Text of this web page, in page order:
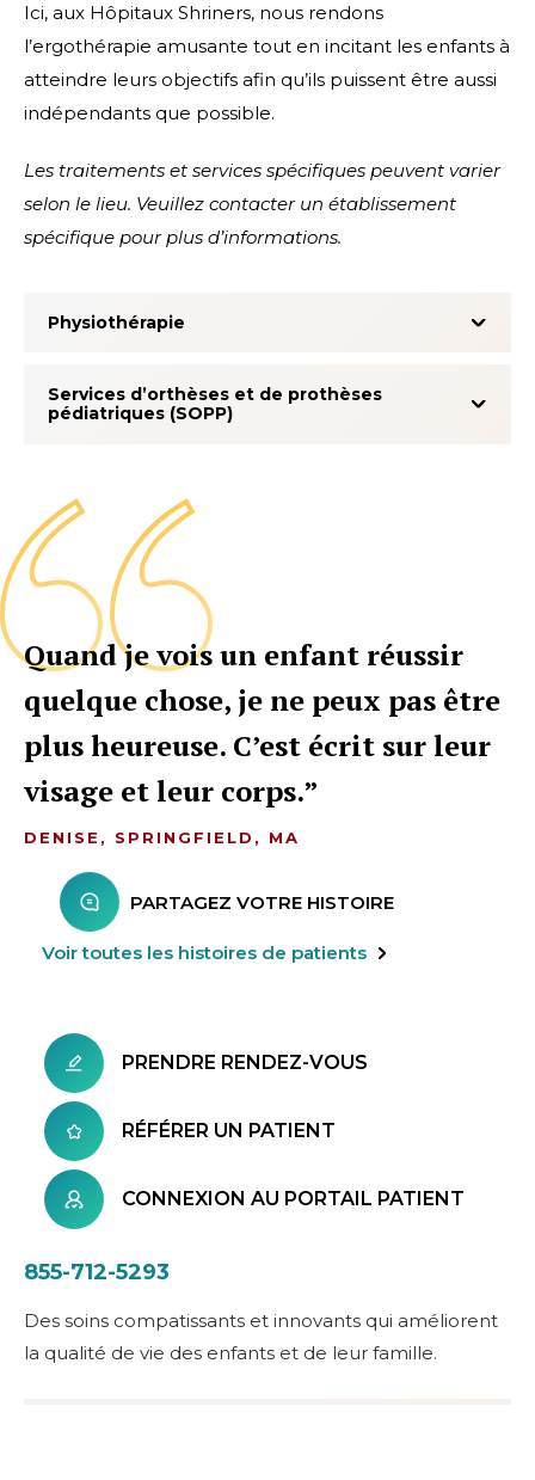
Ici, aux Hôpitaux Shriners, nous rendons
l’ergothérapie amusante tout en incitant les enfants à
atteindre leurs objectifs afin qu’ils puissent être aussi
indépendants que possible.
Les traitements et services spécifiques peuvent varier
selon le lieu. Veuillez contacter un établissement
spécifique pour plus d’informations.
Physiothérapie
Services d’orthèses et de prothèses
pédiatriques (SOPP)
Quand je vois un enfant réussir
quelque chose, je ne peux pas être
plus heureuse. C’est écrit sur leur
visage et leur corps.
DENISE, SPRINGFIELD, MA
PARTAGEZ VOTRE HISTOIRE
Voir toutes les histoires de patients
PRENDRE RENDEZ-VOUS
RÉFÉRER UN PATIENT
CONNEXION AU PORTAIL PATIENT
855-712-5293
Des soins compatissants et innovants qui améliorent
la qualité de vie des enfants et de leur famille.